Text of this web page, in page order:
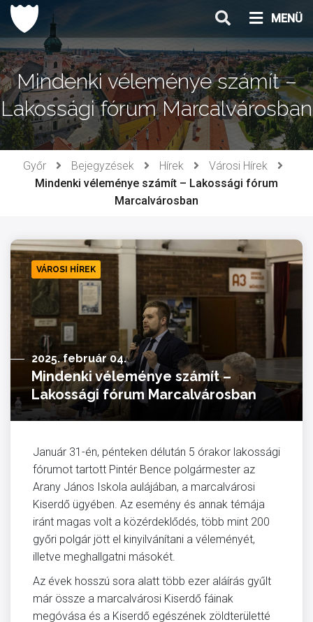
Ugrás
tartalomhoz
MENÜ
Mindenki véleménye számít –
Lakossági fórum Marcalvárosban
Győr Bejegyzések Hírek
Városi Hírek
Mindenki véleménye számít – Lakossági fórum
Marcalvárosban
VÁROSI HÍREK
2025. február 04.
Mindenki véleménye számít –
Lakossági fórum Marcalvárosban
Január 31-én, pénteken délután 5 órakor lakossági
fórumot tartott Pintér Bence polgármester az
Arany János Iskola aulájában, a marcalvárosi
Kiserdő ügyében. Az esemény és annak témája
iránt magas volt a közérdeklődés, több mint 200
győri polgár jött el kinyilvánítani a véleményét,
illetve meghallgatni másokét.
Az évek hosszú sora alatt több ezer aláírás gyűlt
már össze a marcalvárosi Kiserdő fáinak
megóvása és a Kiserdő egészének zöldterületté